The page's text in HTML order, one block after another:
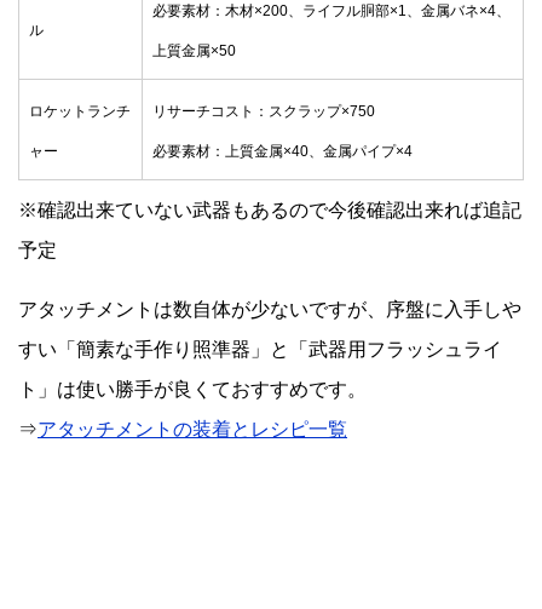
ル
必要素材：木材×200、ライフル胴部×1、金属バネ×4、
上質金属×50
ロケットランチ
ャー
リサーチコスト：スクラップ×750
必要素材：上質金属×40、金属パイプ×4
※確認出来ていない武器もあるので今後確認出来れば追記
予定
アタッチメントは数自体が少ないですが、序盤に入手しや
すい「簡素な手作り照準器」と「武器用フラッシュライ
ト」は使い勝手が良くておすすめです。
⇒アタッチメントの装着とレシピ一覧